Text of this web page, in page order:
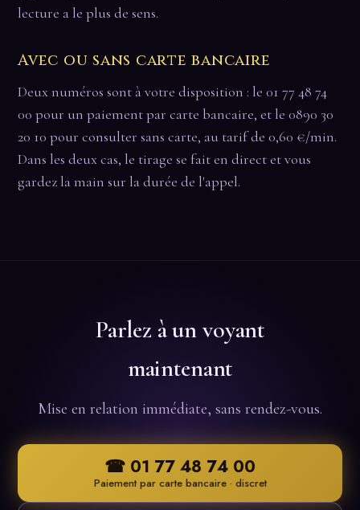
lecture a le plus de sens.
Avec ou sans carte bancaire
Deux numéros sont à votre disposition : le 01 77 48 74
00 pour un paiement par carte bancaire, et le 0890 30
20 10 pour consulter sans carte, au tarif de 0,60 €/min.
Dans les deux cas, le tirage se fait en direct et vous
gardez la main sur la durée de l'appel.
Parlez à un voyant
maintenant
Mise en relation immédiate, sans rendez-vous.
☎ 01 77 48 74 00
Paiement par carte bancaire · discret